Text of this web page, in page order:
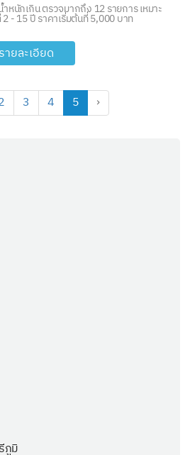
นักเกิน ตรวจมากถึง 12 รายการ เหมาะ
- 15 ปี ราคาเริ่มต้นที่ 5,000 บาท
รายละเอียด
3 4 5 ›
ภูมิ